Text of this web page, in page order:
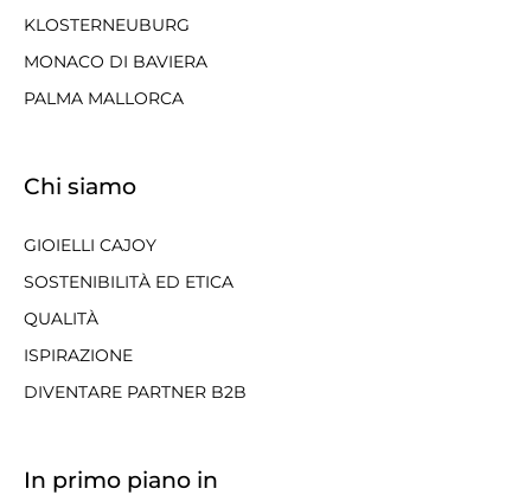
KLOSTERNEUBURG
MONACO DI BAVIERA
PALMA MALLORCA
Chi siamo
GIOIELLI CAJOY
SOSTENIBILITÀ ED ETICA
QUALITÀ
ISPIRAZIONE
DIVENTARE PARTNER B2B
In primo piano in